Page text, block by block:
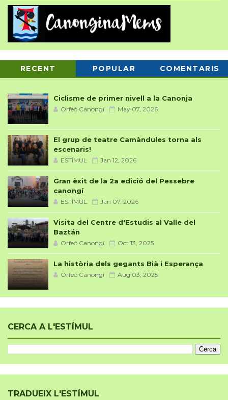
RECENT POPULAR COMENTARIS
Ciclisme de primer nivell a la Canonja
Orfeó Canongí May 07, 2026
El grup de teatre Camàndules torna als
escenaris!
ESTÍMUL Jan 12, 2026
Gran èxit de la 2a edició del Pessebre
canongí
ESTÍMUL Jan 07, 2026
Visita del Centre d'Estudis al Valle del
Baztán
Orfeó Canongí Oct 13, 2025
La història dels gegants Bià i Esperança
Orfeó Canongí Aug 03, 2025
CERCA A L'ESTÍMUL
TRADUEIX L'ESTÍMUL